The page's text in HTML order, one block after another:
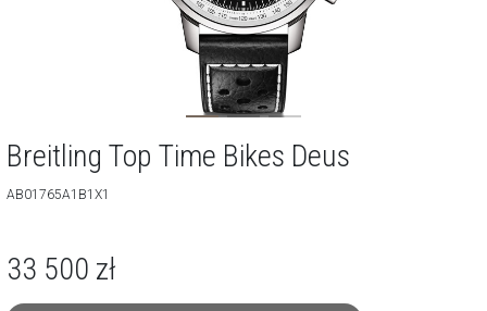
Breitling Top Time Bikes Deus
AB01765A1B1X1
33 500 zł